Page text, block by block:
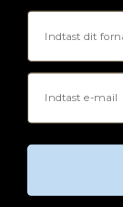
Fornavn
Email